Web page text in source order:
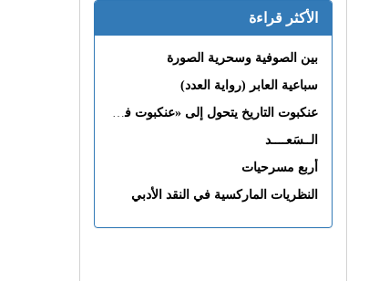
الأكثر قراءة
بين الصوفية وسحرية الصورة
سباعية العابر (رواية العدد)
عنكبوت التاريخ يتحول إلى «عنكبوت فى القلب»
الــسَعــــد
أربع مسرحيات
النظريات الماركسية في النقد الأدبي